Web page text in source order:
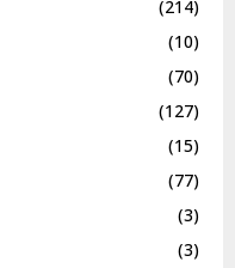
(214)
(10)
(70)
(127)
(15)
(77)
(3)
(3)